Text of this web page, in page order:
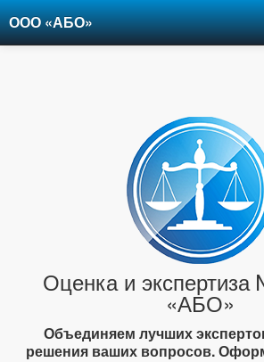
ООО «АБО»
Оценка и
«АБО»
Объединяем лучших
решения ваших вопросов.